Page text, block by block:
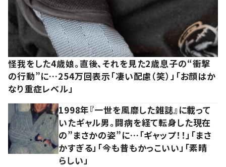
怪我をした4歳娘。直後、それを見た2歳息子の“衝撃
の行動”に…254万回表示「凄い配慮（笑）」「お顔はか
なり重症レベル」
1998年『一世を風靡した雑誌』に載って
いたギャル男。闘病を経て転身した現在
の”まさかの姿”に…「ギャップ！！」「まさ
かすぎる」「今も昔もかっこいい」「素晴
らしい」